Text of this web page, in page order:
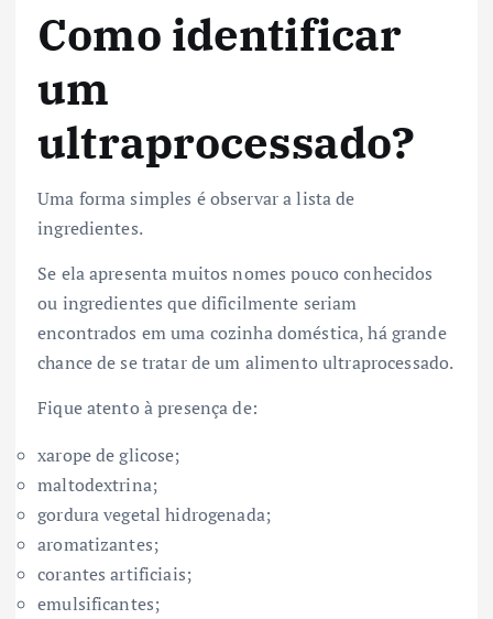
Como identificar
um
ultraprocessado?
Uma forma simples é observar a lista de
ingredientes.
Se ela apresenta muitos nomes pouco conhecidos
ou ingredientes que dificilmente seriam
encontrados em uma cozinha doméstica, há grande
chance de se tratar de um alimento ultraprocessado.
Fique atento à presença de:
xarope de glicose;
maltodextrina;
gordura vegetal hidrogenada;
aromatizantes;
corantes artificiais;
emulsificantes;